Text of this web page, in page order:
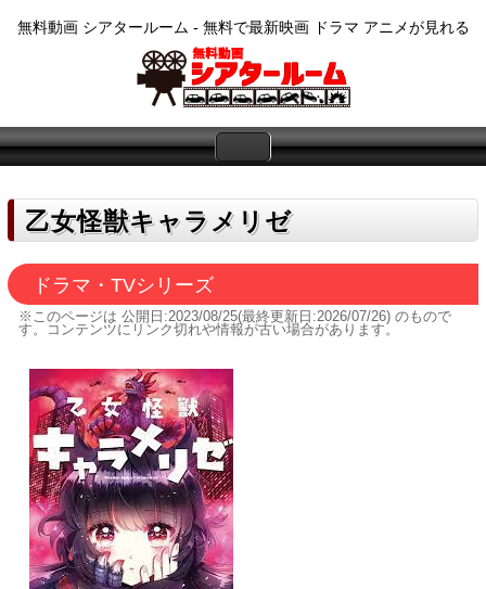
無料動画 シアタールーム - 無料で最新映画 ドラマ アニメが見れる
乙女怪獣キャラメリゼ
ドラマ・TVシリーズ
※このページは 公開日:2023/08/25(最終更新日:2026/07/26)のもので
す。コンテンツにリンク切れや情報が古い場合があります。